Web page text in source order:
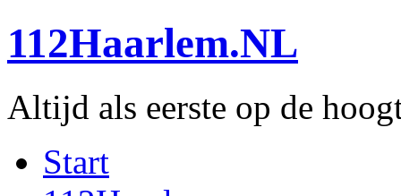
112Haarlem.NL
Altijd als eerste op de
Start